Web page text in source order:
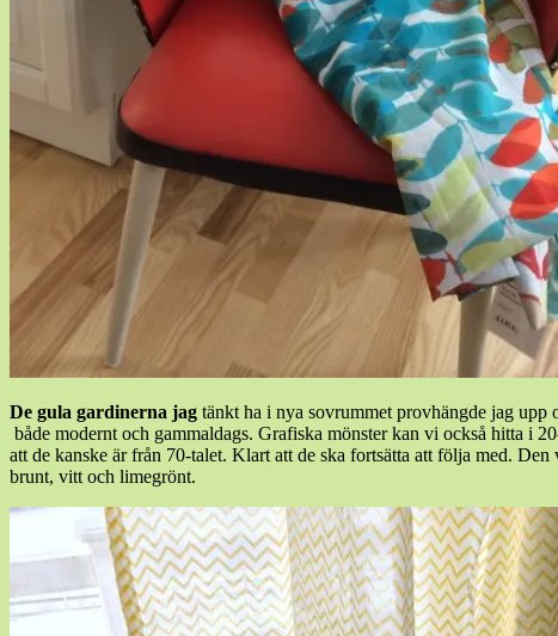
De gula gardinerna jag tänkt ha i nya sovrummet provhängde jag upp
både modernt och gammaldags. Grafiska mönster kan vi också hitta i
att de kanske är från 70-talet. Klart att de ska fortsätta att följa med.
brunt, vitt och limegrönt.